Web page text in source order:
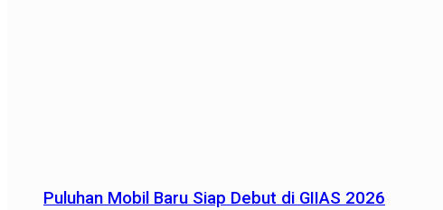
Puluhan Mobil Baru Siap Debut di GIIAS 2026